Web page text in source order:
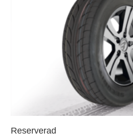
Reserverad